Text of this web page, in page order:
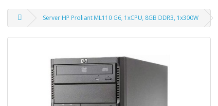
Server HP Proliant ML110 G6, 1xCPU, 8GB DDR3, 1x300W